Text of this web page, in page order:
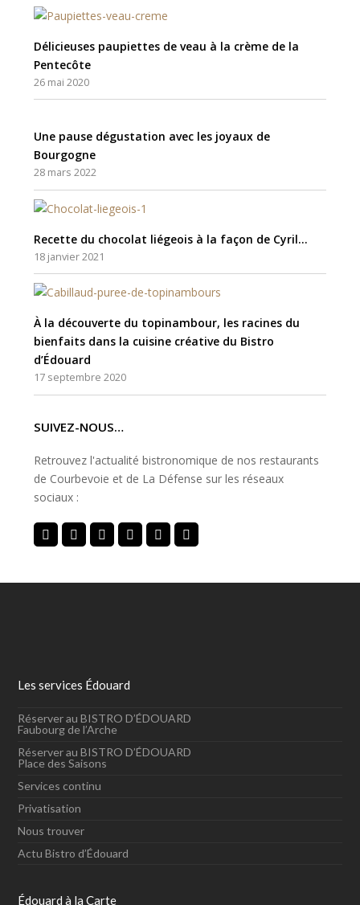
Délicieuses paupiettes de veau à la crème de la
Pentecôte
26 mai 2020
Une pause dégustation avec les joyaux de
Bourgogne
28 mars 2022
Recette du chocolat liégeois à la façon de Cyril…
18 janvier 2021
À la découverte du topinambour, les racines du
bienfaits dans la cuisine créative du Bistro
d’Édouard
17 septembre 2020
SUIVEZ-NOUS…
Retrouvez l'actualité bistronomique de nos restaurants
de Courbevoie et de La Défense sur les réseaux
sociaux :
TwitterFacebookInstagram
Yelp Tripadvisor
Les services Édouard
Réserver au BISTRO D’ÉDOUARD
Faubourg de l’Arche
Réserver au BISTRO D’ÉDOUARD
Place des Saisons
Services continu
Privatisation
Nous trouver
Actu Bistro d’Édouard
Édouard à la Carte